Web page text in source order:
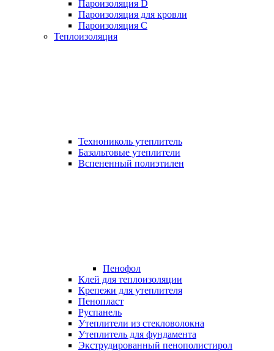
Пароизоляция D
Пароизоляция для кровли
Пароизоляция С
Теплоизоляция
Технониколь утеплитель
Базальтовые утеплители
Вспененный полиэтилен
Пенофол
Клей для теплоизоляции
Крепежи для утеплителя
Пенопласт
Руспанель
Утеплители из стекловолокна
Утеплитель для фундамента
Экструдированный пенополистирол